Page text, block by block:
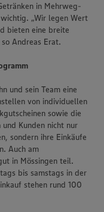
ein, um Ihnen
in Mehrweg-
„Wir legen Wert
bieten eine breite
Andreas Erat.
und sein Team eine
von individuellen
sowie die
Kunden nicht nur
sondern ihre Einkäufe
Auch am
in Mössingen teil.
bis samstags in der
stehen rund 100